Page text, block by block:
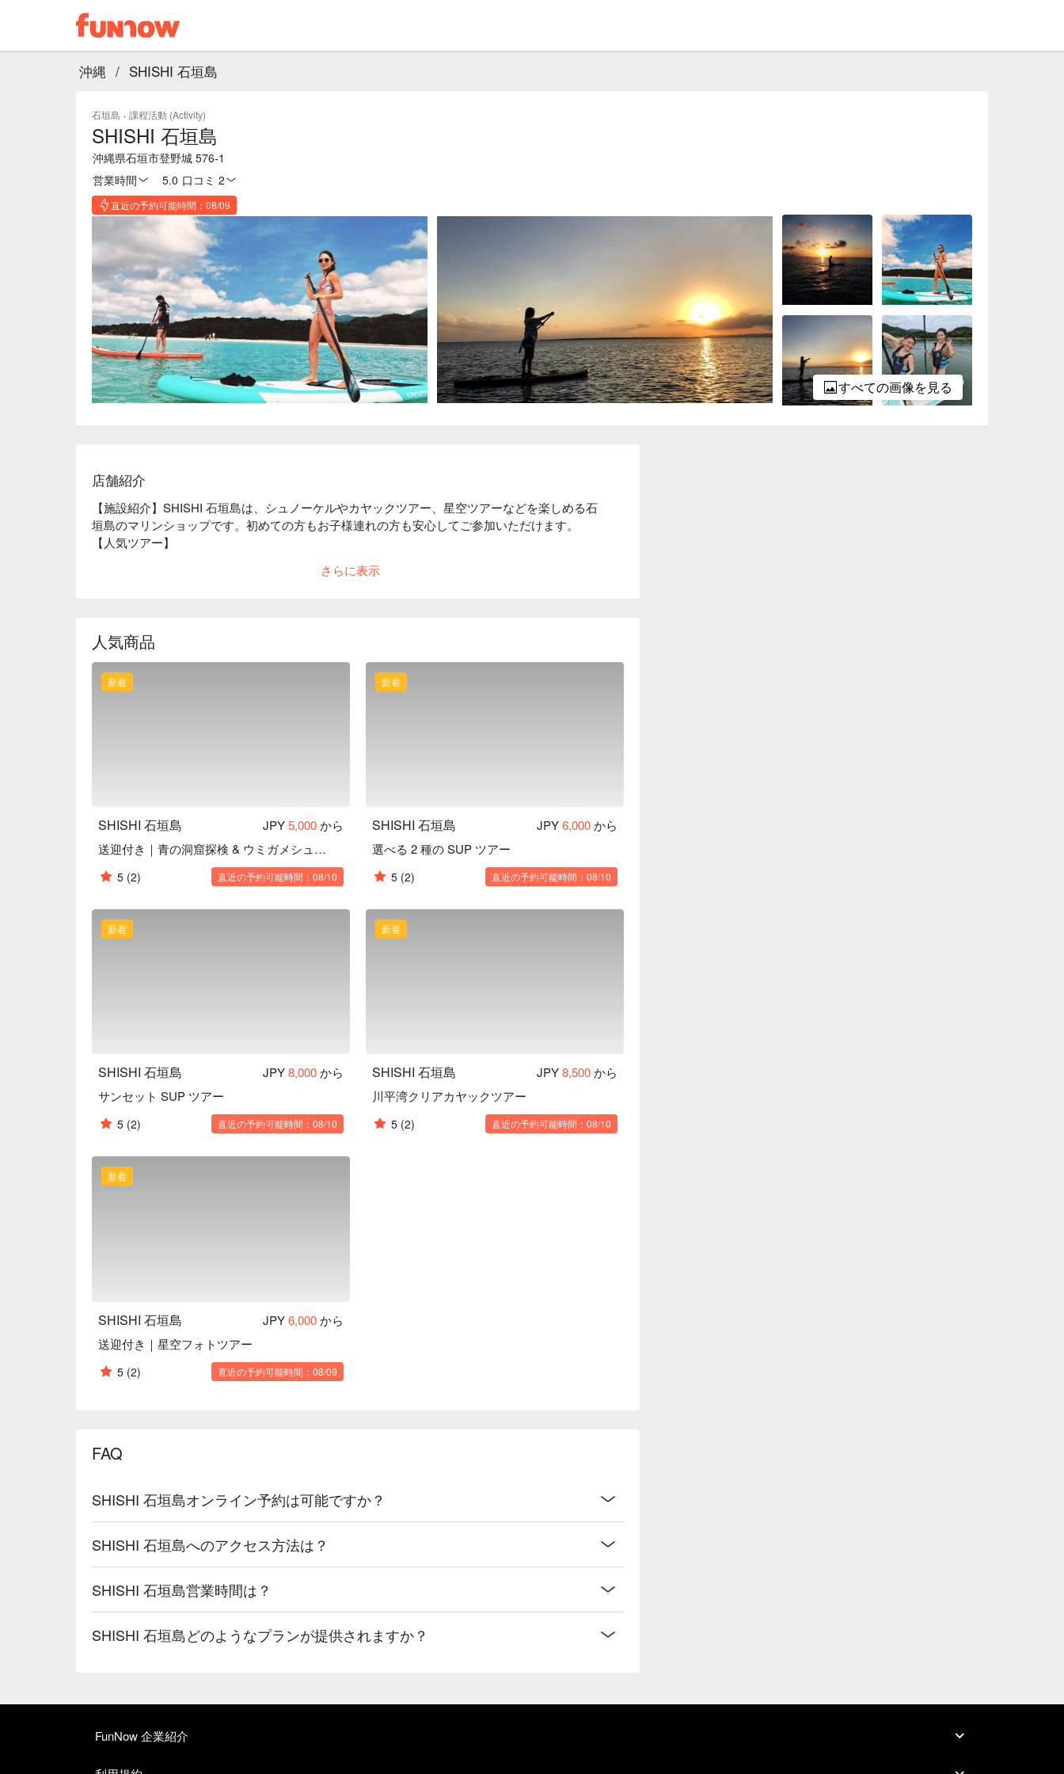
沖縄 / SHISHI 石垣島
石垣島 · 課程活動 (Activity)
SHISHI 石垣島
沖縄県石垣市登野城 576-1
営業時間
5.0 口コミ 2
直近の予約可能時間：08/09
すべての画像を見る
店舗紹介
【施設紹介】SHISHI 石垣島は、シュノーケルやカヤックツアー、星空ツアーなどを楽しめる石
垣島のマリンショップです。初めての方もお子様連れの方も安心してご参加いただけます。
【人気ツアー】
ついに日本初となる「 星空保護区 」に認定。綺麗な星空とともにロマンチックな夜をお過ごし
さらに表示
人気商品
新着
SHISHI 石垣島 JPY5,000から
送迎付き｜青の洞窟探検 & ウミガメシュノーケルツアー
5 (2) 直近の予約可能時間：08/10
新着
SHISHI 石垣島 JPY6,000から
選べる 2 種の SUP ツアー
5 (2) 直近の予約可能時間：08/10
新着
SHISHI 石垣島 JPY8,000から
サンセット SUP ツアー
5 (2) 直近の予約可能時間：08/10
新着
SHISHI 石垣島 JPY8,500から
川平湾クリアカヤックツアー
5 (2) 直近の予約可能時間：08/10
新着
SHISHI 石垣島 JPY6,000から
送迎付き｜星空フォトツアー
5 (2) 直近の予約可能時間：08/09
FAQ
SHISHI 石垣島オンライン予約は可能ですか？
SHISHI 石垣島へのアクセス方法は？
SHISHI 石垣島営業時間は？
SHISHI 石垣島どのようなプランが提供されますか？
FunNow 企業紹介